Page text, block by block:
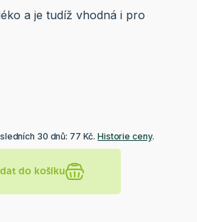
a je tudíž vhodná i pro
30 dnů: 77 Kč.Historie ceny.
do košíku